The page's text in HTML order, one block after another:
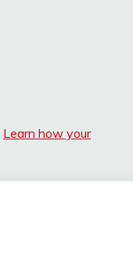
Learn how your